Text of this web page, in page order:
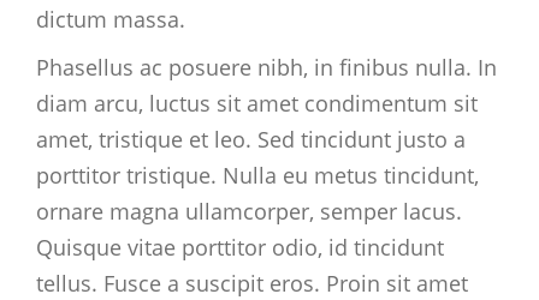
dictum massa.
Phasellus ac posuere nibh, in finibus nulla. In
diam arcu, luctus sit amet condimentum sit
amet, tristique et leo. Sed tincidunt justo a
porttitor tristique. Nulla eu metus tincidunt,
ornare magna ullamcorper, semper lacus.
Quisque vitae porttitor odio, id tincidunt
tellus. Fusce a suscipit eros. Proin sit amet